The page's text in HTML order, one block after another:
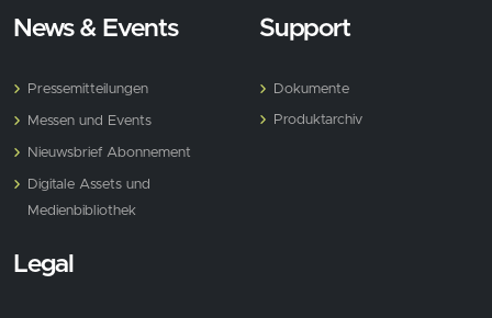
News & Events
Pressemitteilungen
Messen und Events
Nieuwsbrief Abonnement
Digitale Assets und
Medienbibliothek
Support
Dokumente
Produktarchiv
Legal